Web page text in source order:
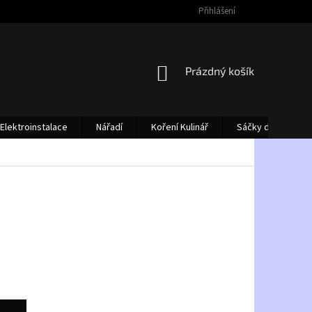
Přihlášení
NÁKUPNÍ
Prázdný košík
Elektroinstalace Nářadí Koření Kulinář
Sáčky do